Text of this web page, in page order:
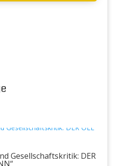
Gesellschaftskritik: DER